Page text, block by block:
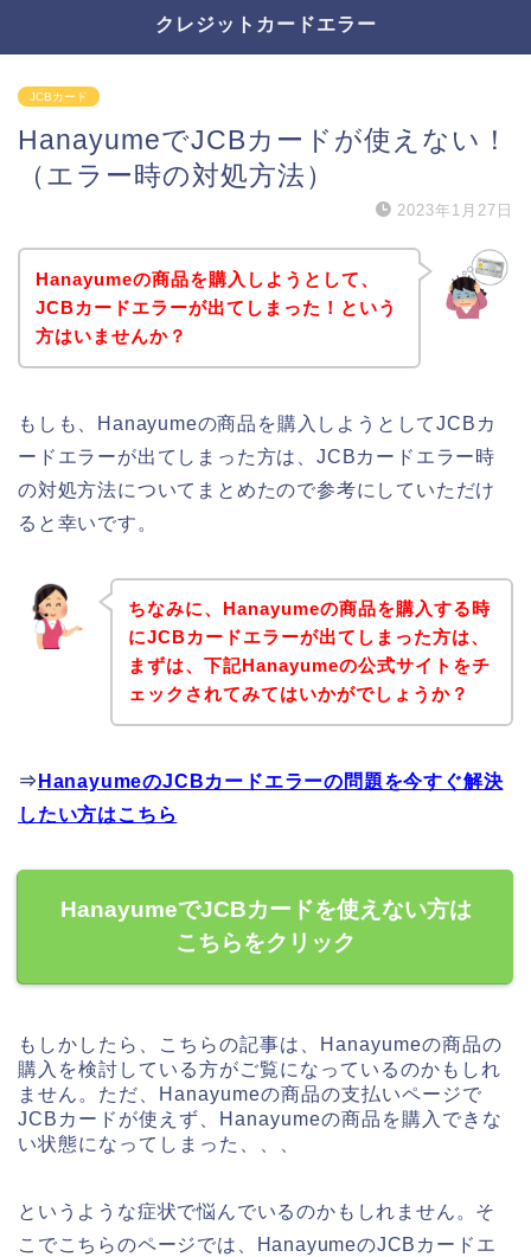
クレジットカードエラー
JCBカード
HanayumeでJCBカードが使えない！
（エラー時の対処方法）
2023年1月27日
Hanayumeの商品を購入しようとして、
JCBカードエラーが出てしまった！という
方はいませんか？
もしも、Hanayumeの商品を購入しようとしてJCBカ
ードエラーが出てしまった方は、JCBカードエラー時
の対処方法についてまとめたので参考にしていただけ
ると幸いです。
ちなみに、Hanayumeの商品を購入する時
にJCBカードエラーが出てしまった方は、
まずは、下記Hanayumeの公式サイトをチ
ェックされてみてはいかがでしょうか？
⇒ HanayumeのJCBカードエラーの問題を今すぐ解決
したい方はこちら
HanayumeでJCBカードを使えない方は
こちらをクリック
もしかしたら、こちらの記事は、Hanayumeの商品の
購入を検討している方がご覧になっているのかもしれ
ません。ただ、Hanayumeの商品の支払いページで
JCBカードが使えず、Hanayumeの商品を購入できな
い状態になってしまった、、、
というような症状で悩んでいるのかもしれません。そ
こでこちらのページでは、HanayumeのJCBカードエ